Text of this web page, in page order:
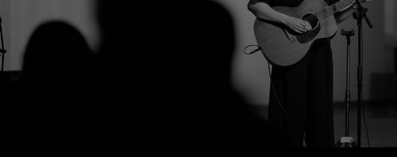
Previous